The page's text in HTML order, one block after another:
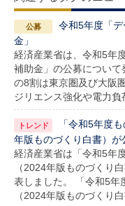
令和5年度「
金」
経済産業省は、令和5年
補助金」の公募につい
の8割は東京圏及び大阪
ジリエンス強化や電力負
「令和5年度
年版ものづくり白書）が
経済産業省は「令和5年
（2024年版ものづくり
表しました。 「令和5年
（2024年版ものづくり